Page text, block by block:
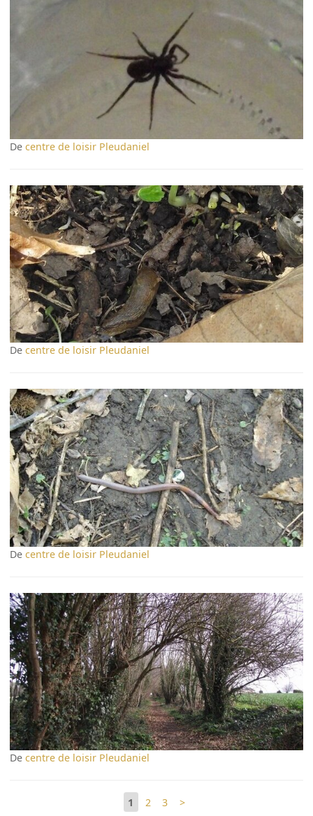
Decentre de loisir Pleudaniel
Decentre de loisir Pleudaniel
Decentre de loisir Pleudaniel
Decentre de loisir Pleudaniel
1 2 3 >